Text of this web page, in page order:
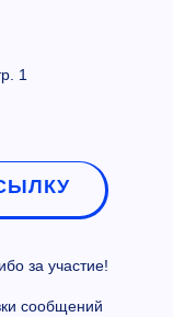
1
за участие!
сообщений